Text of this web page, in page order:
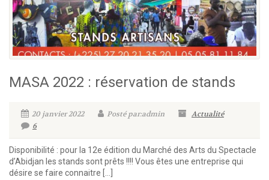
MASA 2022 : réservation de stands
20 janvier 2022 Posté par:admin
Actualité
6
Disponibilité : pour la 12e édition du Marché des Arts du Spectacle
d’Abidjan les stands sont prêts !!!! Vous êtes une entreprise qui
désire se faire connaitre […]